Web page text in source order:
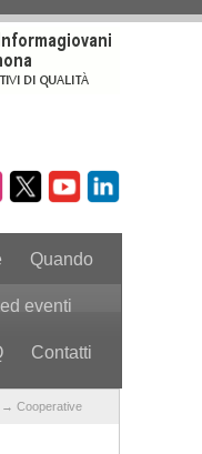
Quando
eventi
Contatti
→ Cooperative